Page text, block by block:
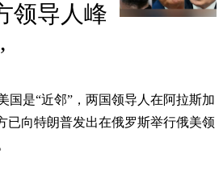
领导人峰
国是“近邻”，两国领导人在阿拉斯加
已向特朗普发出在俄罗斯举行俄美领